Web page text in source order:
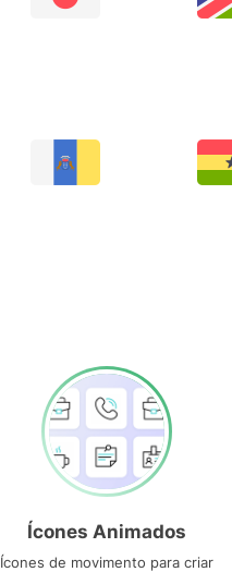
Ícones Animados
Ícones de movimento para criar